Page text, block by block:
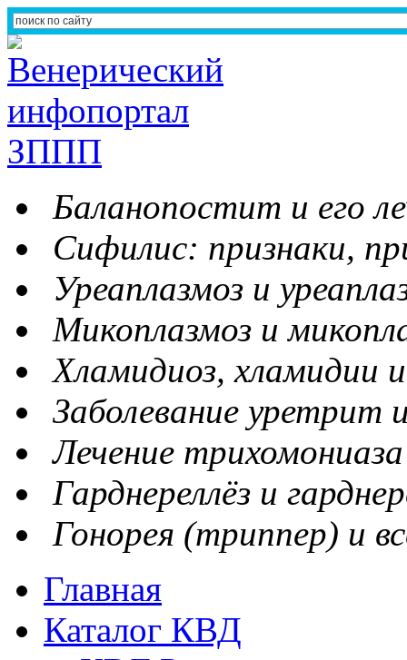
Баланопостит и его
Сифилис: признаки,
Уреаплазмоз и
Микоплазмоз и
Хламидиоз, хламидии
Заболевание уретрит
Лечение
Гарднереллёз и
Гонорея (триппер) и
Главная
Каталог КВД